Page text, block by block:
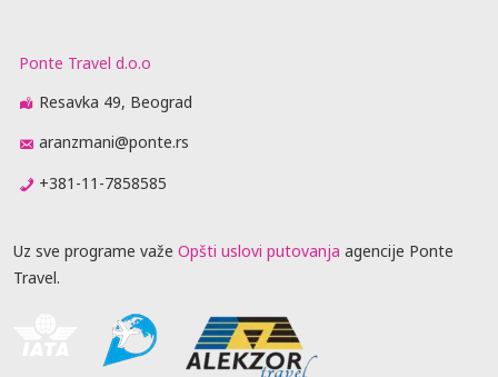
Ponte Travel d.o.o
Resavka 49, Beograd
aranzmani@ponte.rs
+381-11-7858585
Uz sve programe važe Opšti uslovi putovanja agencije Ponte
Travel.